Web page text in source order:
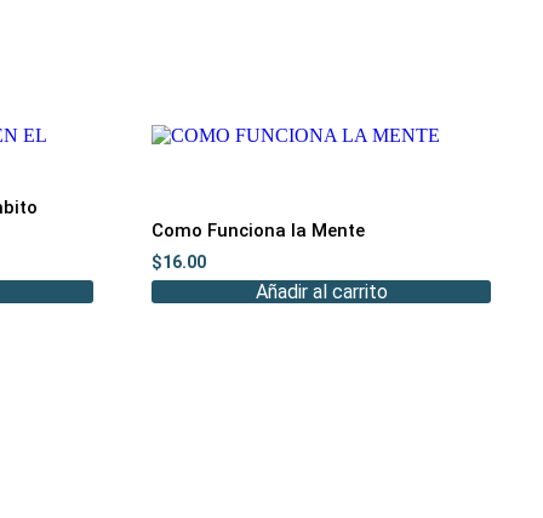
Como Funciona la Mente
$16.00
Añadir al carrito